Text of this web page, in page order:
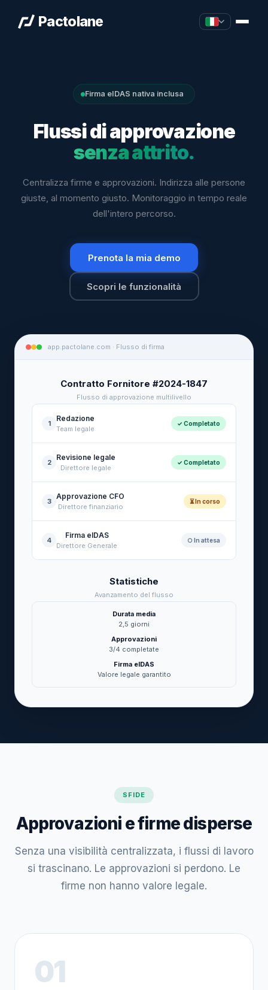
Pactolane
Firma eIDAS nativa inclusa
Flussi di approvazione
senza attrito.
Centralizza firme e approvazioni. Indirizza alle persone
giuste, al momento giusto. Monitoraggio in tempo reale
dell'intero percorso.
Prenota la mia demo
Scopri le funzionalità
app.pactolane.com · Flusso di firma
Contratto Fornitore #2024-1847
Flusso di approvazione multilivello
1
Redazione
Team legale
✓ Completato
2
Revisione legale
Direttore legale
✓ Completato
3
Approvazione CFO
Direttore finanziario
⏳ In corso
4
Firma eIDAS
Direttore Generale
○ In attesa
Statistiche
Avanzamento del flusso
Durata media
2,5 giorni
Approvazioni
3/4 completate
Firma eIDAS
Valore legale garantito
SFIDE
Approvazioni e firme disperse
Senza una visibilità centralizzata, i flussi di lavoro
si trascinano. Le approvazioni si perdono. Le
firme non hanno valore legale.
01